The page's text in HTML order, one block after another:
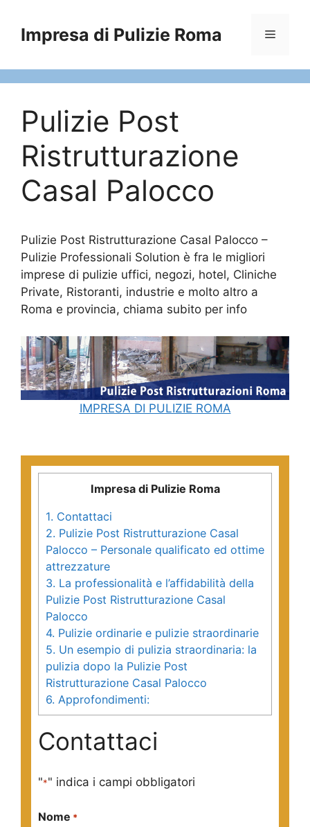
contenuto
Impresa di Pulizie Roma Menu
Pulizie Post
Ristrutturazione
Casal Palocco
Pulizie Post Ristrutturazione Casal Palocco –
Pulizie Professionali Solution è fra le migliori
imprese di pulizie uffici, negozi, hotel, Cliniche
Private, Ristoranti, industrie e molto altro a
Roma e provincia, chiama subito per info
IMPRESA DI PULIZIE ROMA
Impresa di Pulizie Roma
1. Contattaci
2. Pulizie Post Ristrutturazione Casal
Palocco – Personale qualificato ed ottime
attrezzature
3. La professionalità e l’affidabilità della
Pulizie Post Ristrutturazione Casal
Palocco
4. Pulizie ordinarie e pulizie straordinarie
5. Un esempio di pulizia straordinaria: la
pulizia dopo la Pulizie Post
Ristrutturazione Casal Palocco
6. Approfondimenti:
Contattaci
"*" indica i campi obbligatori
Nome *